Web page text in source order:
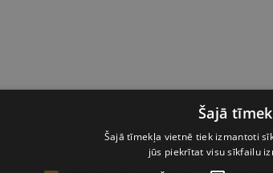
Šajā
Šajā tīmekļa vietnē tiek izmantoti
jūs piekrītat visu sīkfailu